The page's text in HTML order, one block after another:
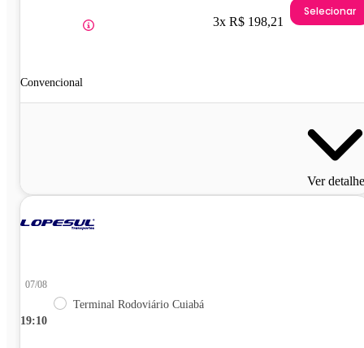
Convencional
3x R$ 198,21
Selecionar
Ver
19:10
07/08
Terminal Rodoviário Cuiabá